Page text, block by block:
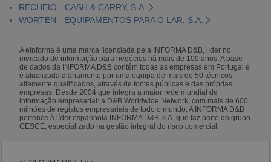
RECHEIO - CASH & CARRY, S.A.
WORTEN - EQUIPAMENTOS PARA O LAR, S.A.
A eInforma é uma marca licenciada pela INFORMA D&B, líder no
mercado de informação para negócios há mais de 100 anos. A base
de dados da INFORMA D&B contém todas as empresas em Portugal e
é atualizada diariamente por uma equipa de mais de 50 técnicos
altamente qualificados, através de fontes públicas e das próprias
empresas. Desde 2004 que integra a maior rede mundial de
informação empresarial: a D&B Worldwide Network, com mais de 600
milhões de registos empresariais de todo o mundo. A INFORMA D&B
pertence à líder espanhola INFORMA D&B S.A. que faz parte do grupo
CESCE, especializado na gestão integral do risco comercial.